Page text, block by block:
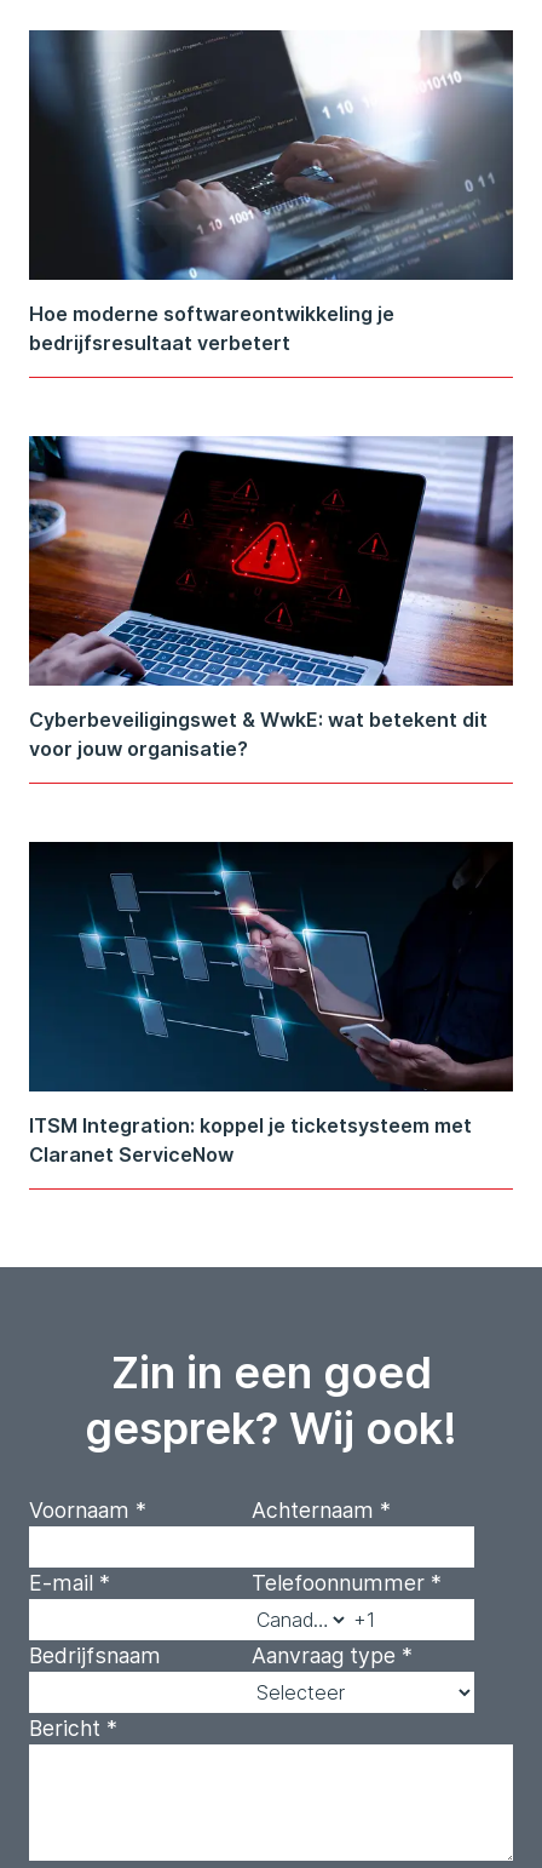
Hoe moderne softwareontwikkeling je
bedrijfsresultaat verbetert
Cyberbeveiligingswet & WwkE: wat betekent dit
voor jouw organisatie?
ITSM Integration: koppel je ticketsysteem met
Claranet ServiceNow
Zin in een goed
gesprek? Wij ook!
Voornaam * Achternaam *
E-mail * Telefoonnummer *
Bedrijfsnaam Aanvraag type *
Bericht *